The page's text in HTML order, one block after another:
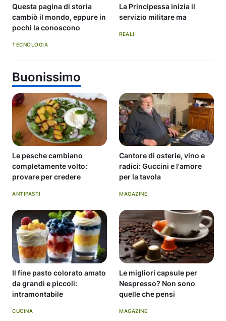
Questa pagina di storia
cambiò il mondo, eppure in
pochi la conoscono
TECNOLOGIA
La Principessa inizia il
servizio militare ma
REALI
Buonissimo
Le pesche cambiano
completamente volto:
provare per credere
ANTIPASTI
Cantore di osterie, vino e
radici: Guccini e l'amore
per la tavola
MAGAZINE
Il fine pasto colorato amato
da grandi e piccoli:
intramontabile
CUCINA
Le migliori capsule per
Nespresso? Non sono
quelle che pensi
MAGAZINE